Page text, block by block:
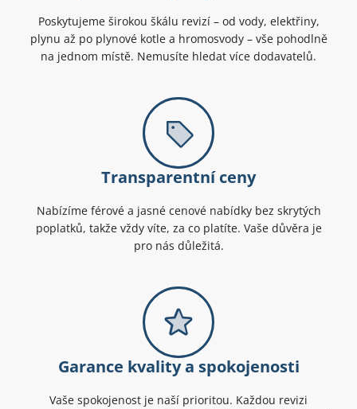
Poskytujeme širokou škálu revizí – od vody, elektřiny,
plynu až po plynové kotle a hromosvody – vše pohodlně
na jednom místě. Nemusíte hledat více dodavatelů.
Transparentní ceny
Nabízíme férové a jasné cenové nabídky bez skrytých
poplatků, takže vždy víte, za co platíte. Vaše důvěra je
pro nás důležitá.
Garance kvality a spokojenosti
Vaše spokojenost je naší prioritou. Každou revizi